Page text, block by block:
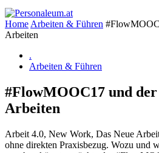
Home Arbeiten & Führen
Arbeiten
.
Arbeiten & Führen
#FlowMOOC17 und
Arbeiten
Arbeit 4.0, New Work, Das Neue
ohne direkten Praxisbezug. Wozu und